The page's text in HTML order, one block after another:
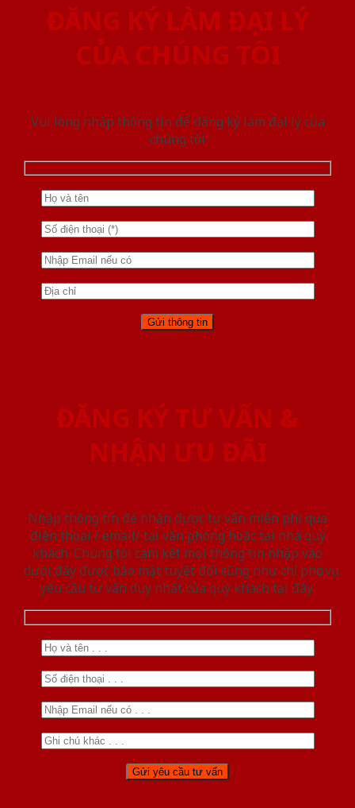
ĐĂNG KÝ LÀM ĐẠI LÝ
CỦA CHÚNG TÔI
Vui lòng nhập thông tin để đăng ký làm đại lý của
chúng tôi
ĐĂNG KÝ TƯ VẤN &
NHẬN ƯU ĐÃI
Nhập thông tin để nhận được tư vấn miễn phí qua
điện thoại / email/ tại văn phòng hoặc tại nhà quý
khách. Chúng tôi cam kết mọi thông tin nhập vào
dưới đây được bảo mật tuyệt đối cũng như chỉ phục vụ
yêu cầu tư vấn duy nhất của quý khách tại đây.